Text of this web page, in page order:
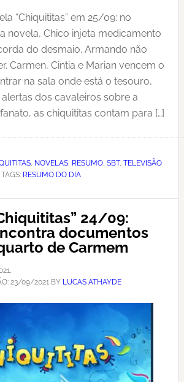
“Chiquititas” em 25/09: no
novela, Chico injeta medicamento
do desmaio. Armando não
Carmen, Cintia e Marian vencem o
na sala onde está o tesouro,
dos cavaleiros sobre a
as chiquititas contam para […]
, NOVELAS, RESUMO, SBT, TELEVISÃO
RESUMO DO DIA
24/09:
documentos
de Carmem
,
23/09/2021BY LUCAS ATHAYDE